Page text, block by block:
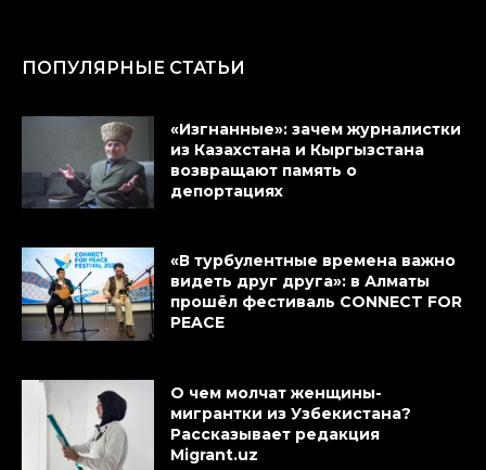
ПОПУЛЯРНЫЕ СТАТЬИ
«Изгнанные»: зачем журналистки
из Казахстана и Кыргызстана
возвращают память о
депортациях
«В турбулентные времена важно
видеть друг друга»: в Алматы
прошёл фестиваль CONNECT FOR
PEACE
О чем молчат женщины-
мигрантки из Узбекистана?
Рассказывает редакция
Migrant.uz